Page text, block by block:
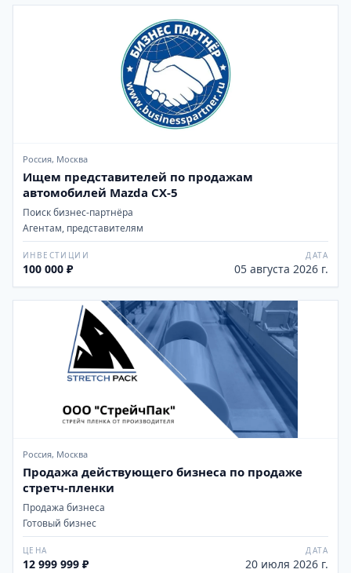
Россия, Москва
Ищем представителей по продажам
автомобилей Mazda CX-5
Поиск бизнес-партнёра
Агентам, представителям
ИНВЕСТИЦИИ
100 000 ₽
ДАТА
05 августа 2026 г.
Россия, Москва
Продажа действующего бизнеса по продаже
стретч-пленки
Продажа бизнеса
Готовый бизнес
ЦЕНА
12 999 999 ₽
ДАТА
20 июля 2026 г.